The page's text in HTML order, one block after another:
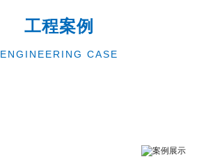
工程案例
ENGINEERING CASE